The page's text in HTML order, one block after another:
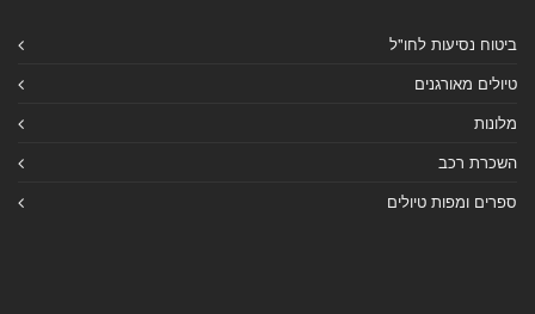
ביטוח נסיעות לחו"ל
טיולים מאורגנים
מלונות
השכרת רכב
ספרים ומפות טיולים